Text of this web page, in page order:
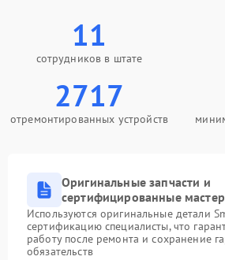
11
сотрудников в штате
2717
отремонтированных устройств
Оригинальные запчасти и
сертифицированные
Используются оригинальные детали
сертификацию специалисты, что
работу после ремонта и сохранение
обязательств